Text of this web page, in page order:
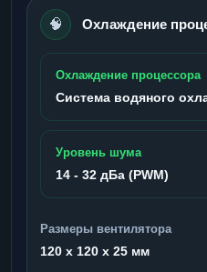
🧠 Охлаждение
Охлаждение процессора
Система водяного
Уровень шума
14 - 32 дБа (PWM)
Размеры вентилятора
120 x 120 x 25 мм